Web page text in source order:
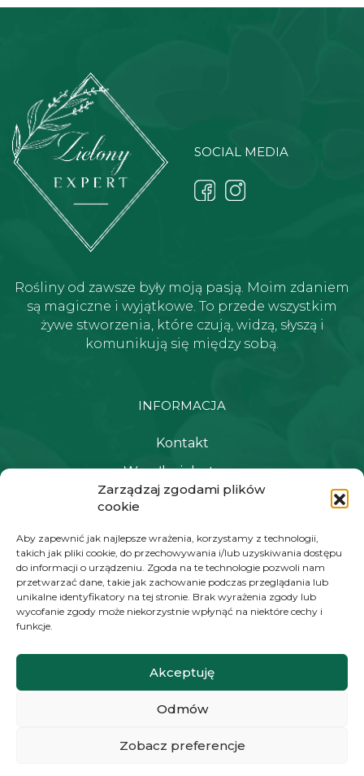
Zarządzaj zgodami plików
cookie
Aby zapewnić jak najlepsze wrażenia, korzystamy z technologii,
takich jak pliki cookie, do przechowywania i/lub uzyskiwania dostępu
do informacji o urządzeniu. Zgoda na te technologie pozwoli nam
przetwarzać dane, takie jak zachowanie podczas przeglądania lub
unikalne identyfikatory na tej stronie. Brak wyrażenia zgody lub
wycofanie zgody może niekorzystnie wpłynąć na niektóre cechy i
funkcje.
Akceptuję
Odmów
Zobacz preferencje
SOCIAL MEDIA
Rośliny od zawsze były moją pasją. Moim zdaniem
są magiczne i wyjątkowe. To przede wszystkim
żywe stworzenia, które czują, widzą, słyszą i
komunikują się między sobą.
INFORMACJA
Kontakt
Wysyłka i dostawa
Polityka prywatności i regulamin
NAWIGACJA
Moje konto
Moje zamówienia